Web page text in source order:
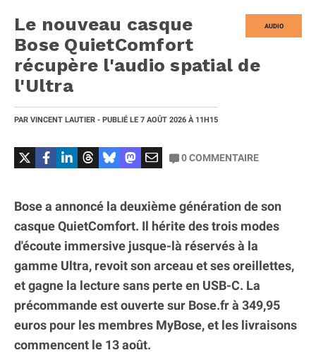
AUDIO
Le nouveau casque
Bose QuietComfort
récupère l'audio spatial de
l'Ultra
PAR VINCENT LAUTIER - PUBLIÉ LE 7 AOÛT 2026 À 11H15
0COMMENTAIRE
Bose a annoncé la deuxième génération de son
casque QuietComfort. Il hérite des trois modes
d'écoute immersive jusque-là réservés à la
gamme Ultra, revoit son arceau et ses oreillettes,
et gagne la lecture sans perte en USB-C. La
précommande est ouverte sur Bose.fr à 349,95
euros pour les membres MyBose, et les livraisons
commencent le 13 août.